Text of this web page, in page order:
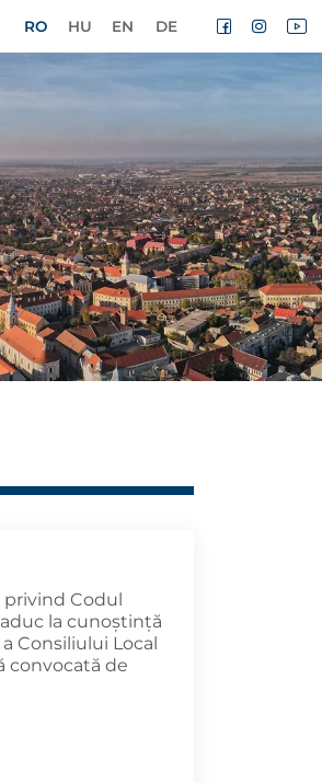
RO HU EN DE
privind Codul
la cunoştinţă
Consiliului Local
convocată de